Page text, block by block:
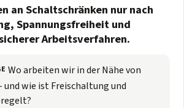
an Schaltschränken nur nach
Spannungsfreiheit und
Arbeitsverfahren.
Wo arbeiten wir in der Nähe von
und wie ist Freischaltung und